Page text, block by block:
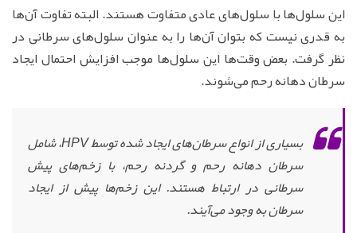
این سلول‌ها با سلول‌های عادی متفاوت هستند. البته تفاوت آن‌ها
به قدری نیست که بتوان آن‌ها را به عنوان سلول‌های سرطانی در
نظر گرفت. بعض وقت‌ها این سلول‌ها موجب افزایش احتمال ایجاد
سرطان دهانه رحم می‌شوند.
بسیاری از انواع سرطان‌های ایجاد شده توسط HPV، شامل
سرطان دهانه رحم و گردنه رحم، با زخم‌های پیش
سرطانی در ارتباط هستند. این زخم‌ها پیش از ایجاد
سرطان به وجود می‌آیند.